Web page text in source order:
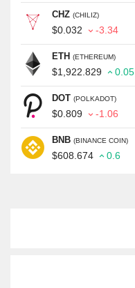
CHZ (CHILIZ)
$0.032 -3.34
ETH (ETHEREUM)
$1,922.829 0.05
DOT (POLKADOT)
$0.809 -1.06
BNB (BINANCE COIN)
$608.674 0.6